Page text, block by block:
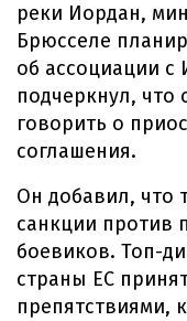
реки Иордан,
Брюсселе
об ассоциации с
подчеркнул, что
говорить о
соглашения.
Он добавил, что
санкции против
боевиков. Топ-
страны ЕС
препятствиями,